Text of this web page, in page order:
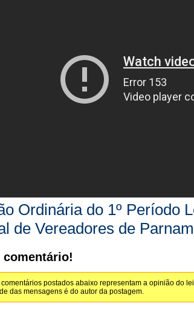
Ordinária do 1º Período
de Vereadores de
comentário!
comentários postados abaixo representam a opinião do
das mensagens é do autor da postagem.